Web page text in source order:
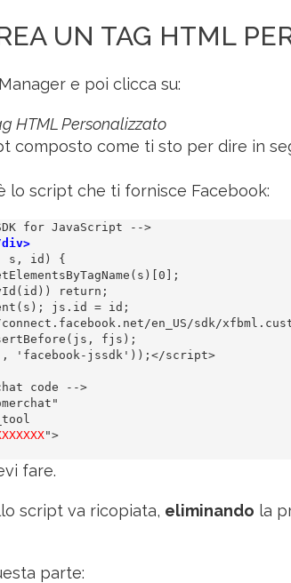
UN TAG HTML
e poi clicca su:
HTML Personalizzato
composto come ti sto per dire in
lo script che ti fornisce Facebook:
s, id) {
return;
js.id = id;
en_US/sdk/
fjs);
'facebook-jssdk'));</script>
code -->
">
fare.
script va ricopiata, eliminando la
parte: